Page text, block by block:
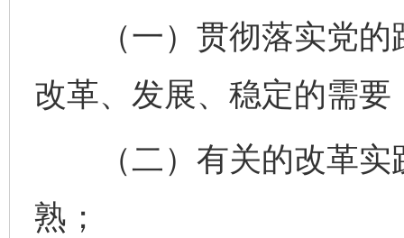
（一）贯彻落实党的
改革、发展、稳定的需要
（二）有关的改革实
熟；